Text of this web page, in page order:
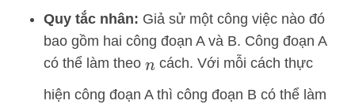
Quy tắc nhân: Giả sử một công việc nào đó
bao gồm hai công đoạn A và B. Công đoạn A
có thể làm theo n cách. Với mỗi cách thực
hiện công đoạn A thì công đoạn B có thể làm